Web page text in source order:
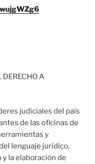
DERECHO A
judiciales del país
de las oficinas de
y
lenguaje jurídico,
la elaboración de